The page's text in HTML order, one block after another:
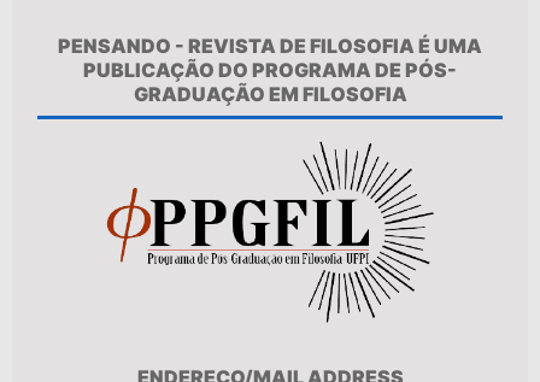
PENSANDO - REVISTA DE FILOSOFIA É UMA
PUBLICAÇÃO DO PROGRAMA DE PÓS-
GRADUAÇÃO EM FILOSOFIA
ENDEREÇO/MAIL ADDRESS